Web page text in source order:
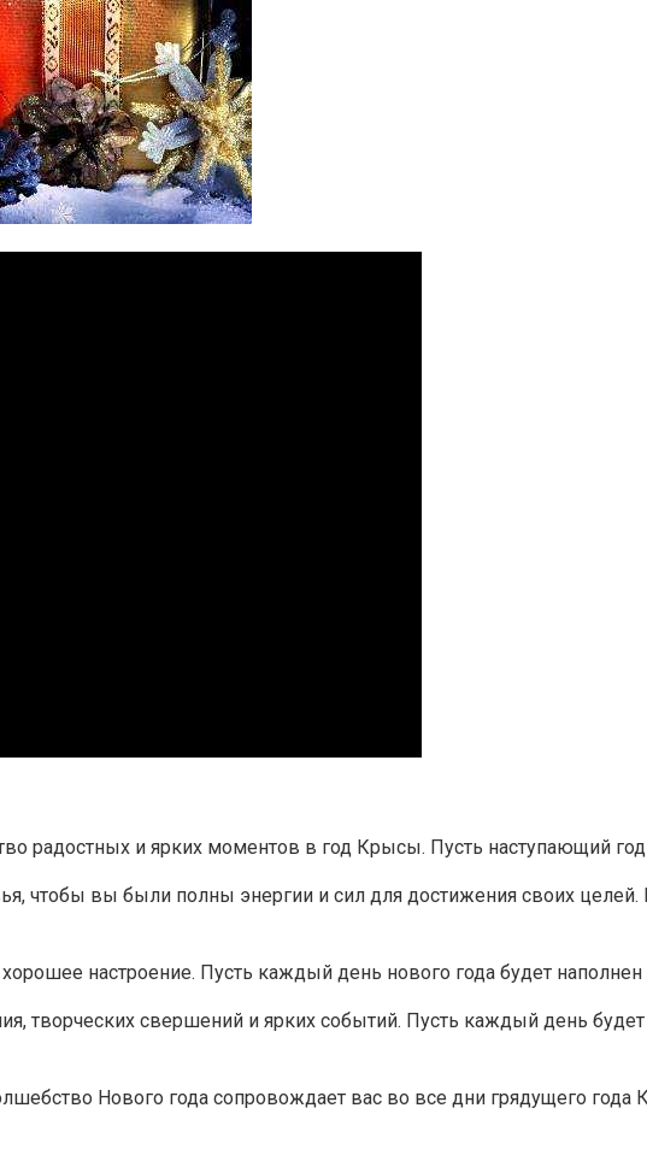
и ярких моментов в год Крысы. Пусть наступающий год
чтобы вы были полны энергии и сил для достижения своих
настроение. Пусть каждый день нового года будет наполнен
творческих свершений и ярких событий. Пусть каждый день
Нового года сопровождает вас во все дни грядущего года